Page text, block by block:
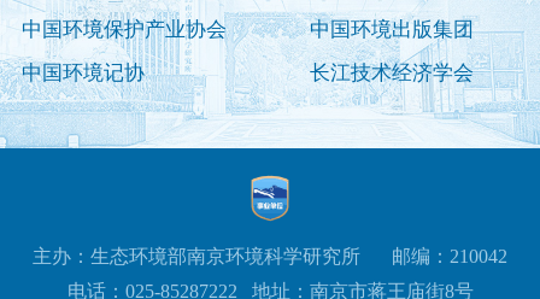
中国环境保护产业协会
中国环境出版集团
中国环境记协
长江技术经济学会
主办：生态环境部南京环境科学研究所
邮编：210042
电话：025-85287222
地址：南京市蒋王庙街8号